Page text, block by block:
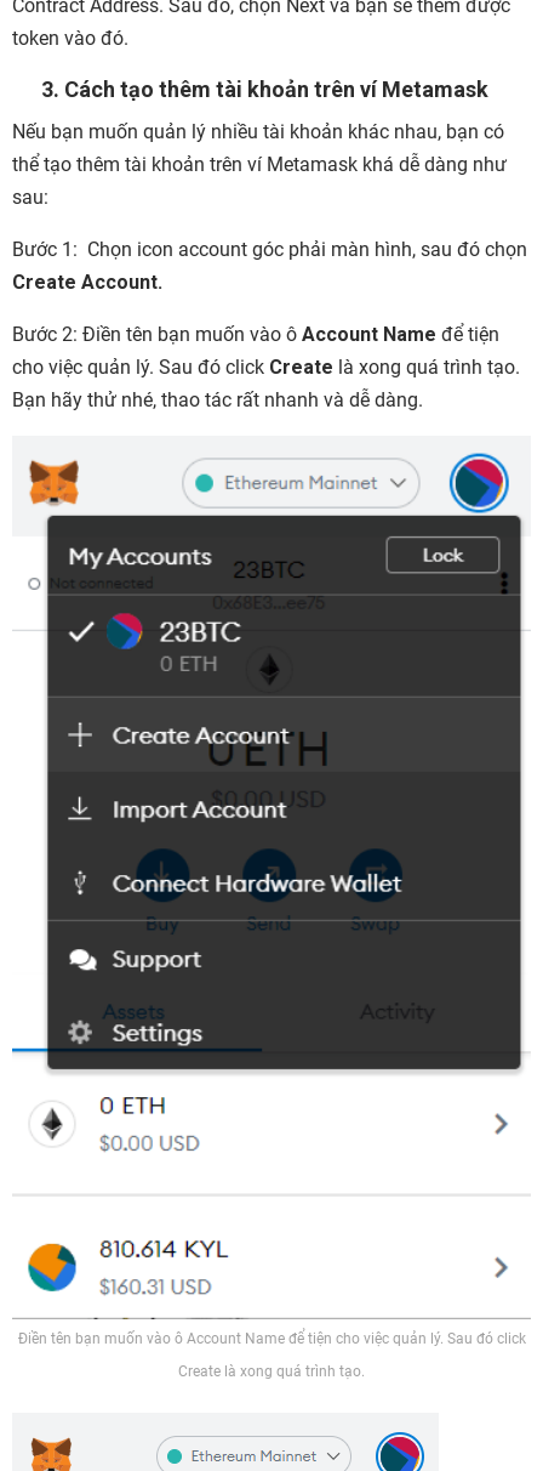
Contract Address. Sau đó, chọn Next và bạn sẽ thêm được
token vào đó.
3. Cách tạo thêm tài khoản trên ví Metamask
Nếu bạn muốn quản lý nhiều tài khoản khác nhau, bạn có
thể tạo thêm tài khoản trên ví Metamask khá dễ dàng như
sau:
Bước 1: Chọn icon account góc phải màn hình, sau đó chọn
Create Account.
Bước 2: Điền tên bạn muốn vào ô Account Name để tiện
cho việc quản lý. Sau đó click Create là xong quá trình tạo.
Bạn hãy thử nhé, thao tác rất nhanh và dễ dàng.
Điền tên bạn muốn vào ô Account Name để tiện cho việc quản lý. Sau đó click
Create là xong quá trình tạo.